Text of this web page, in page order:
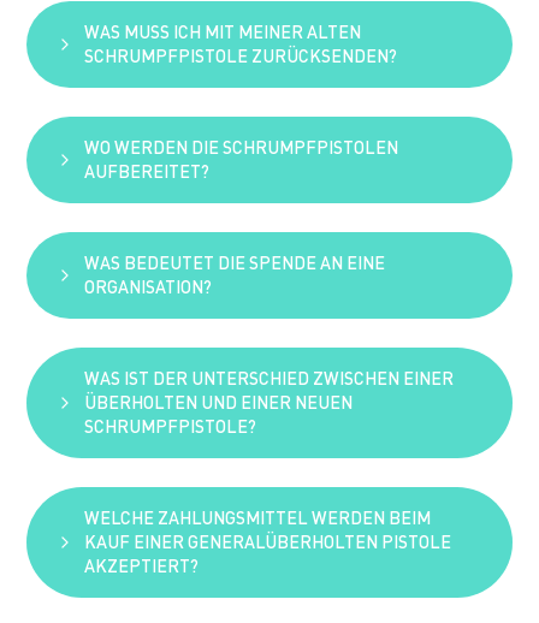
Wir bieten unseren Kunden die Möglichkeit, ihre
Pistolen eingebaut, während verschlissene
Komponenten gemäß den Umweltvorschriften
WAS MUSS ICH MIT MEINER ALTEN
SCHRUMPFPISTOLE ZURÜCKSENDEN?
Die vollständige Schrumpfpistole inklusive
WO WERDEN DIE SCHRUMPFPISTOLEN
AUFBEREITET?
Die Schrumpfpistolen werden direkt in den
WAS BEDEUTET DIE SPENDE AN EINE
ORGANISATION?
Statt eines Einkaufsgutscheins im Wert von
100 € können Sie eine Spende in Höhe von 100 €
an eine Partnerorganisation leisten “The Ocean
WAS IST DER UNTERSCHIED ZWISCHEN EINER
ÜBERHOLTEN UND EINER NEUEN
SCHRUMPFPISTOLE?
Eine generalüberholte Pistole ist ein
gebrauchtes Gerät, dessen verschlissene Teile
durch funktionierende Teile aus anderen
WELCHE ZAHLUNGSMITTEL WERDEN BEIM
KAUF EINER GENERALÜBERHOLTEN PISTOLE
AKZEPTIERT?